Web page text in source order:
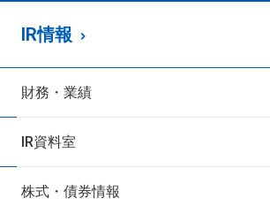
IR情報
財務・業績
IR資料室
株式・債券情報